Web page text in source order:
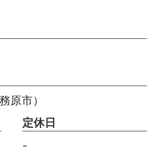
原市）
定休日
-